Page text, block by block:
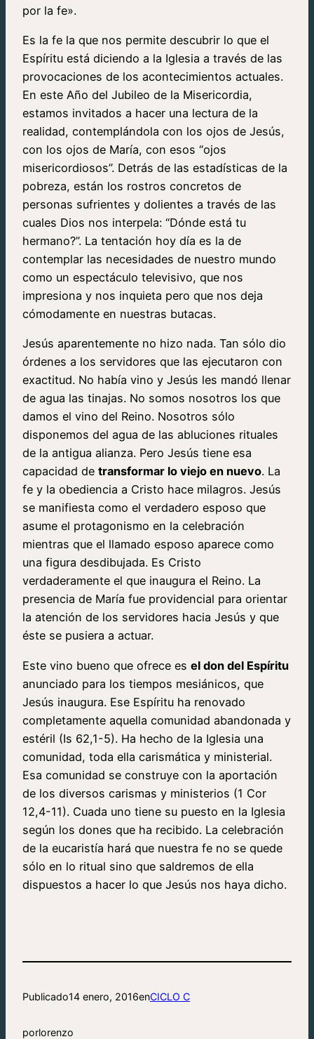
por la fe».
Es la fe la que nos permite descubrir lo que el
Espíritu está diciendo a la Iglesia a través de las
provocaciones de los acontecimientos actuales.
En este Año del Jubileo de la Misericordia,
estamos invitados a hacer una lectura de la
realidad, contemplándola con los ojos de Jesús,
con los ojos de María, con esos “ojos
misericordiosos”. Detrás de las estadísticas de la
pobreza, están los rostros concretos de
personas sufrientes y dolientes a través de las
cuales Dios nos interpela: “Dónde está tu
hermano?”. La tentación hoy día es la de
contemplar las necesidades de nuestro mundo
como un espectáculo televisivo, que nos
impresiona y nos inquieta pero que nos deja
cómodamente en nuestras butacas.
Jesús aparentemente no hizo nada. Tan sólo dio
órdenes a los servidores que las ejecutaron con
exactitud. No había vino y Jesús les mandó llenar
de agua las tinajas. No somos nosotros los que
damos el vino del Reino. Nosotros sólo
disponemos del agua de las abluciones rituales
de la antigua alianza. Pero Jesús tiene esa
capacidad de transformar lo viejo en nuevo. La
fe y la obediencia a Cristo hace milagros. Jesús
se manifiesta como el verdadero esposo que
asume el protagonismo en la celebración
mientras que el llamado esposo aparece como
una figura desdibujada. Es Cristo
verdaderamente el que inaugura el Reino. La
presencia de María fue providencial para orientar
la atención de los servidores hacia Jesús y que
éste se pusiera a actuar.
Este vino bueno que ofrece es el don del Espíritu
anunciado para los tiempos mesiánicos, que
Jesús inaugura. Ese Espíritu ha renovado
completamente aquella comunidad abandonada y
estéril (Is 62,1-5). Ha hecho de la Iglesia una
comunidad, toda ella carismática y ministerial.
Esa comunidad se construye con la aportación
de los diversos carismas y ministerios (1 Cor
12,4-11). Cuada uno tiene su puesto en la Iglesia
según los dones que ha recibido. La celebración
de la eucaristía hará que nuestra fe no se quede
sólo en lo ritual sino que saldremos de ella
dispuestos a hacer lo que Jesús nos haya dicho.
Publicado14 enero, 2016enCICLO C
porlorenzo